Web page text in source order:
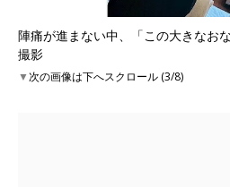
陣痛が進まない中、「この大きなお
撮影
▼次の画像は下へスクロール (3/8)